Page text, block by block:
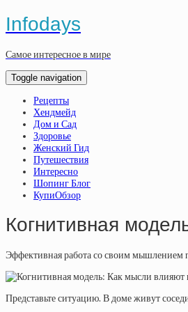
Infodays
Самое интересное в мире
Toggle navigation
Рецепты
Хендмейд
Дом и Сад
Здоровье
Женский Гид
Путешествия
Интересно
Шопинг Блог
КупиОбзор
Когнитивная
Эффективная работа со своим мышлением
Представьте ситуацию. В доме живут